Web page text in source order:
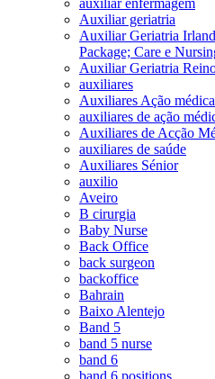
Auxiliar geriatria
Auxiliar Geriatria
Package; Care e
Auxiliar Geriatria
auxiliares
Auxiliares Ação médica
auxiliares de ação
Auxiliares de Acção
auxiliares de saúde
Auxiliares Sénior
auxilio
Aveiro
B cirurgia
Baby Nurse
Back Office
back surgeon
backoffice
Bahrain
Baixo Alentejo
Band 5
band 5 nurse
band 6
band 6 positions